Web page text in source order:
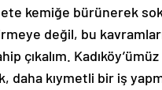
kemiğe bürünerek
değil, bu
çıkalım.
daha kıymetli bir iş